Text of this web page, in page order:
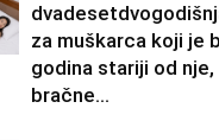
za muškarca koji je
godina stariji od nje,
bračne...